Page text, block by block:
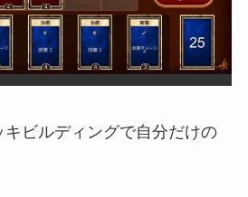
キビルディングで自分だけの